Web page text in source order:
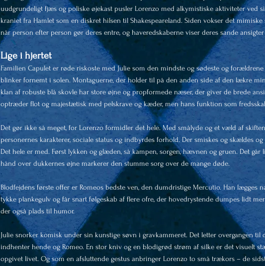
uudgrundeligt fjæs og poliske øjekast pusler Lorenzo med alkymistiske aktiviteter ved
kraniet fra Hamlet som en diskret hilsen til Shakespeareland. Siden vokser det
når person efter person gør deres entre, og haveredskaberne viser deres sande
Lige i hjertet
Familien Capulet er røde riskoste med Julie som den mindste og sødeste og forældrene
blinker fornemt i solen. Montaguerne, der holder til på den anden side af den lækre
klan af robuste blå skovle har store øjne og propformede næser, der giver de brede
optræder flot og majestætisk med pelskrave og kæder, men hans funktion som
Det gør ikke så meget, for Lorenzo formidler det hele. Med smålyde og et væld af
personernes karakterer, sociale status og indbyrdes forhold. Der smiskes og skældes
Det hele er med. Først lykken og glæden, så kampen, sorgen, hævnen og gruen. Det
hånd over dukkernes øjne markerer den stumme sorg over de mange døde.
Blodfejdens første offer er Romeos bedste ven, den dumdristige Mercutio. Han lægges
tykke plankegulv og får snart følgeskab af flere ofre, der hovedrystende dumpes lidt
der også plads til humor.
Julie snorker komisk under sin kunstige søvn i gravkammeret. Det letter overgangen til
indhenter hende og Romeo. En stor kniv og en blodigrød strøm af silke er det visuelt
opgivet livet. Og som en afsluttende gestus anbringer Lorenzo to små trækors – de